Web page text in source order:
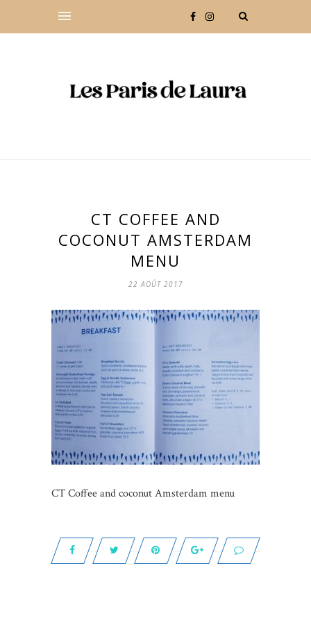
CT COFFEE AND
COCONUT AMSTERDAM
MENU
22 AOÛT 2017
CT Coffee and coconut Amsterdam menu